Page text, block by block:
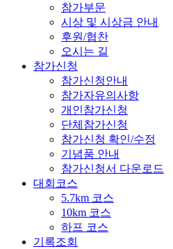
참가부문
시상 및 시상금 안내
후원/협찬
오시는 길
참가신청
참가신청안내
참가자유의사항
개인참가신청
단체참가신청
참가신청 확인/수정
기념품 안내
참가신청서 다운로드
대회코스
5.7km 코스
10km 코스
하프 코스
기록조회